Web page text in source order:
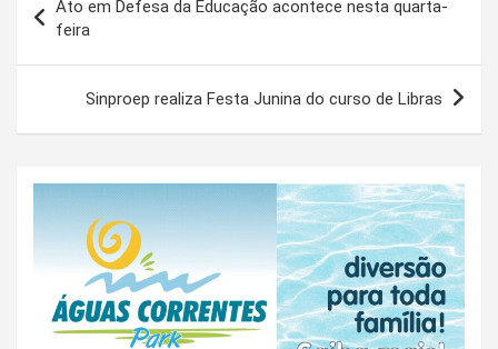
de
Post
Ato em Defesa da Educação acontece nesta quarta-
feira
Sinproep realiza Festa Junina do curso de Libras